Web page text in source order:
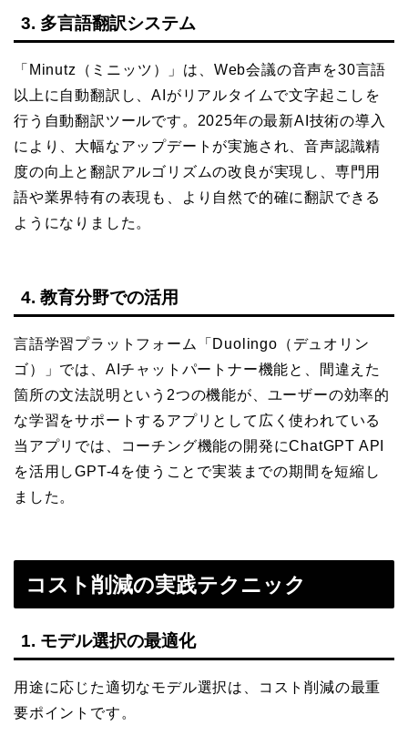
3. 多言語翻訳システム
「Minutz（ミニッツ）」は、Web会議の音声を30言語
以上に自動翻訳し、AIがリアルタイムで文字起こしを
行う自動翻訳ツールです。2025年の最新AI技術の導入
により、大幅なアップデートが実施され、音声認識精
度の向上と翻訳アルゴリズムの改良が実現し、専門用
語や業界特有の表現も、より自然で的確に翻訳できる
ようになりました。
4. 教育分野での活用
言語学習プラットフォーム「Duolingo（デュオリン
ゴ）」では、AIチャットパートナー機能と、間違えた
箇所の文法説明という2つの機能が、ユーザーの効率的
な学習をサポートするアプリとして広く使われている
当アプリでは、コーチング機能の開発にChatGPT API
を活用しGPT-4を使うことで実装までの期間を短縮し
ました。
コスト削減の実践テクニック
1. モデル選択の最適化
用途に応じた適切なモデル選択は、コスト削減の最重
要ポイントです。